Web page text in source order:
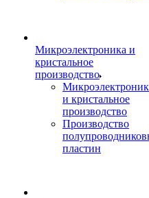
Микроэлектроника и
кристальное
производство
и кристальное
производство
Производство
пластин